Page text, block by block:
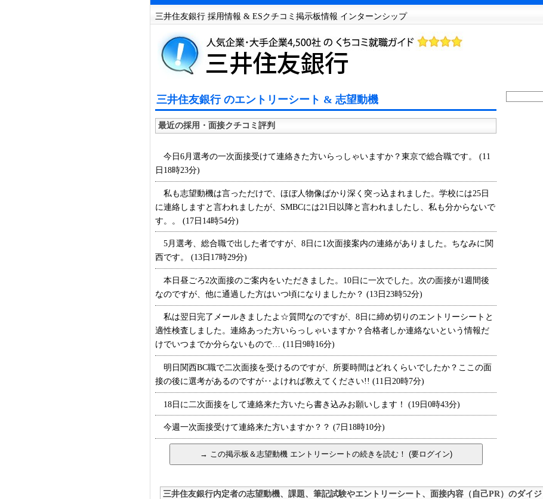
三井住友銀行 採用情報 & ESクチコミ掲示板情報 インターンシップ
三井住友銀行 のエントリーシート & 志望動機
最近の採用・面接クチコミ評判
今日6月選考の一次面接受けて連絡きた方いらっしゃいますか？東京で総合職です。 (11
日18時23分)
私も志望動機は言っただけで、ほぼ人物像ばかり深く突っ込まれました。学校には25日
に連絡しますと言われましたが、SMBCには21日以降と言われましたし、私も分からないで
す。。 (17日14時54分)
5月選考、総合職で出した者ですが、8日に1次面接案内の連絡がありました。ちなみに関
西です。 (13日17時29分)
本日昼ごろ2次面接のご案内をいただきました。10日に一次でした。次の面接が1週間後
なのですが、他に通過した方はいつ頃になりましたか？ (13日23時52分)
私は翌日完了メールきましたよ☆質問なのですが、8日に締め切りのエントリーシートと
適性検査しました。連絡あった方いらっしゃいますか？合格者しか連絡ないという情報だ
けでいつまでか分らないもので… (11日9時16分)
明日関西BC職で二次面接を受けるのですが、所要時間はどれくらいでしたか？ここの面
接の後に選考があるのですが‥よければ教えてください!! (11日20時7分)
18日に二次面接をして連絡来た方いたら書き込みお願いします！ (19日0時43分)
今週一次面接受けて連絡来た方いますか？？ (7日18時10分)
三井住友銀行内定者の志望動機、課題、筆記試験やエントリーシート、面接内容（自己PR）のダイジ